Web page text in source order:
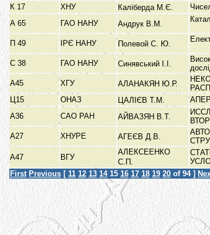
К 17
ХНУ Каліберда М.Є.
А 65
ГАО НАНУ Андрук В.М.
П 49 ІРЄ НАНУ Полевой С. Ю.
С 38 ГАО НАНУ Синявський І.І.
А45 ХГУ АЛАНАКЯН Ю.Р.
Ц15
ОНАЗ ЦАЛІЄВ Т.М.
А36
САО РАН АЙВАЗЯН В.Т.
А27 ХНУРЕ АГЕЄВ Д.В.
А47 ВГУ
АЛЕКСЕЕНКО
С.П.
First Previous [ 11 12 13 14 15 16 17 18 19 20 of 94 ]